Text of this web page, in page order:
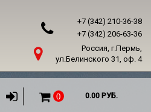
+7 (342) 210-36-38
+7 (342) 206-63-36
Россия, г.Пермь,
ул.Белинского 31, оф. 4
0 0.00 РУБ.